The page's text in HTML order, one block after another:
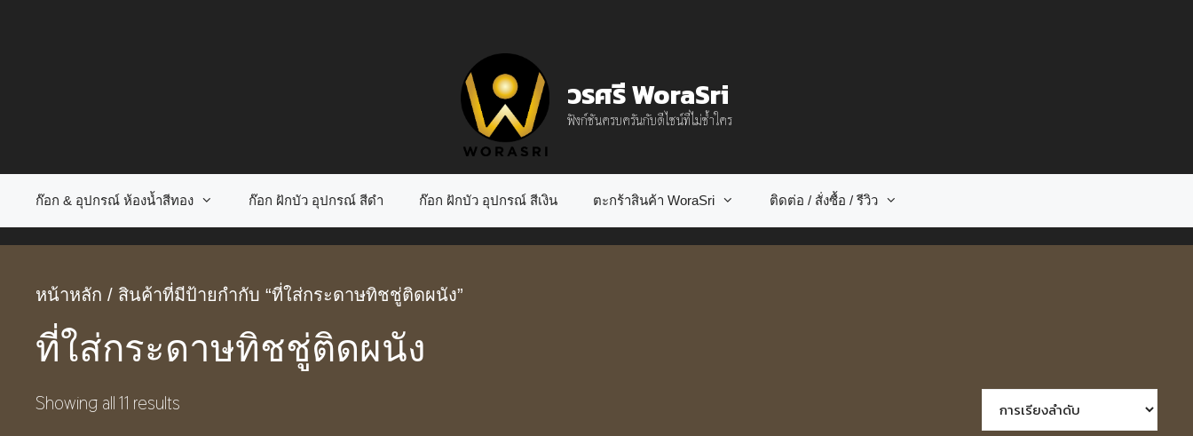
วรศรี WoraSri
ฟังก์ชันครบครันกับดีไซน์ที่ไม่ซ้ำใคร
ก๊อก & อุปกรณ์ ห้องน้ำสีทอง ก๊อก ฝักบัว อุปกรณ์ สีดำ ก๊อก ฝักบัว อุปกรณ์ สีเงิน ตะกร้าสินค้า WoraSri ติดต่อ / สั่งซื้อ / รีวิว
หน้าหลัก / สินค้าที่มีป้ายกำกับ “ที่ใส่กระดาษทิชชู่ติดผนัง”
ที่ใส่กระดาษทิชชู่ติดผนัง
Showing all 11 results